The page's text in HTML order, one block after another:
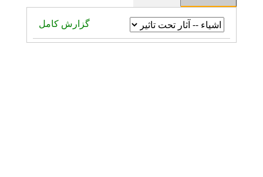
گزارش کامل